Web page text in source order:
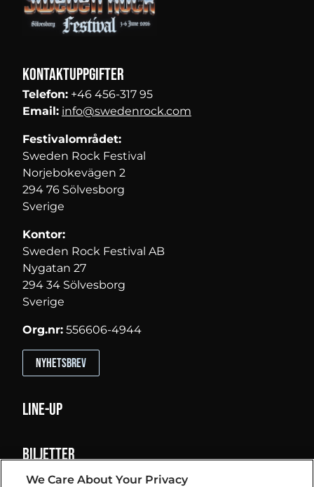
Kontaktuppgifter
Telefon: +46 456-317 95
Email: info@swedenrock.com
Festivalområdet:
Sweden Rock Festival
Norjebokevägen 2
294 76 Sölvesborg
Sverige
Kontor:
Sweden Rock Festival AB
Nygatan 27
294 34 Sölvesborg
Sverige
Org.nr: 556606-4944
Nyhetsbrev
Line-up
Biljetter
We Care About Your Privacy